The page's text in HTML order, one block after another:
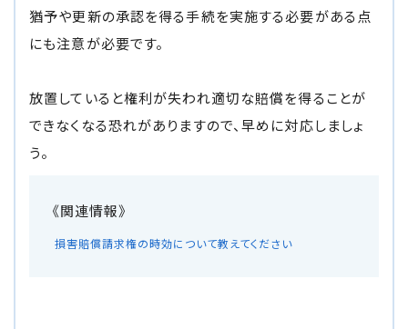
猶予や更新の承認を得る手続を実施する必要がある点
にも注意が必要です。
放置していると権利が失われ適切な賠償を得ることが
できなくなる恐れがありますので、早めに対応しましょ
う。
損害賠償請求権の時効について教えてください